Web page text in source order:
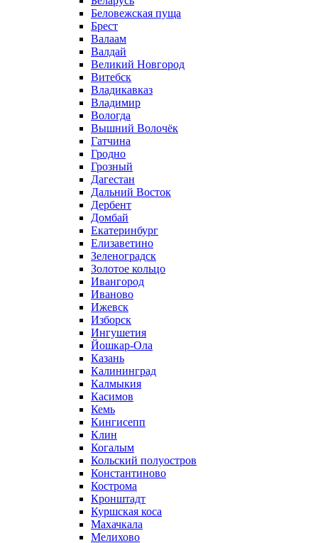
Беловежская пуща
Брест
Валаам
Валдай
Великий Новгород
Витебск
Владикавказ
Владимир
Вологда
Вышний Волочёк
Гатчина
Гродно
Грозный
Дагестан
Дальний Восток
Дербент
Домбай
Екатеринбург
Елизаветино
Зеленоградск
Золотое кольцо
Ивангород
Иваново
Ижевск
Изборск
Ингушетия
Йошкар-Ола
Казань
Калининград
Калмыкия
Касимов
Кемь
Кингисепп
Клин
Когалым
Кольский полуостров
Константиново
Кострома
Кронштадт
Куршская коса
Махачкала
Мелихово